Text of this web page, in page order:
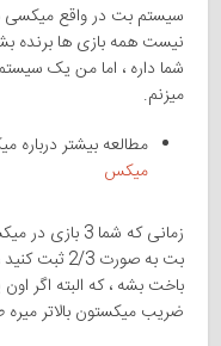
سیستم بت در واقع میکسی
نیست همه بازی ها برنده
میزنم.
مطالعه بیشتر
میکس
زمانی که شما
باخت بشه ، که البته اگر
ضریب میکستون بالاتر میره